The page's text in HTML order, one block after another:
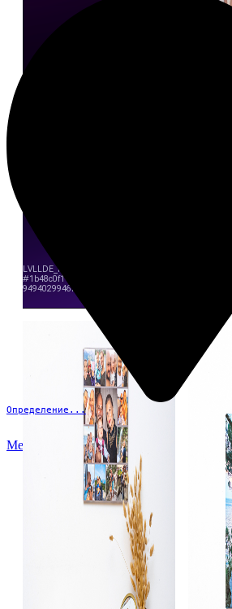
Определение...
Меню